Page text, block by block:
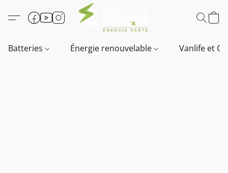
Batteries Énergie renouvelable Vanlife et